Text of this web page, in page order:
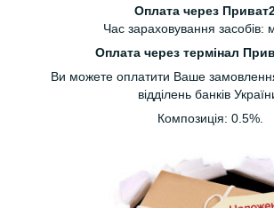
Оплата через
Час зараховування засобів:
Оплата через термінал
Ви можете оплатити Ваше
відділень банків
Композиція: 0.5%.